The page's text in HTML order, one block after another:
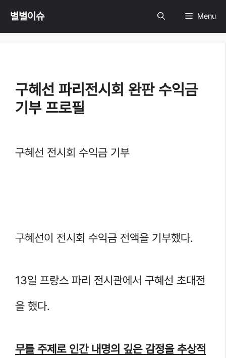
Skip별별이슈 Menu
구혜선 파리전시회 완판 수익금
기부 프로필
구혜선 전시회 수익금 기부
구혜선이 전시회 수익금 전액을 기부했다.
13일 프랑스 파리 전시관에서 구혜선 초대전
을 했다.
무를 주제로 인간 내명의 깊은 감정을 추상적